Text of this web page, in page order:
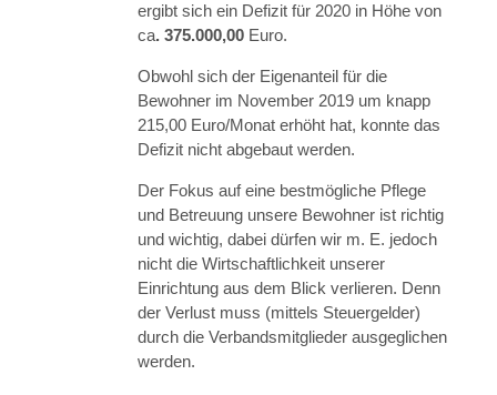
ergibt sich ein Defizit für 2020 in Höhe von
ca. 375.000,00 Euro.
Obwohl sich der Eigenanteil für die
Bewohner im November 2019 um knapp
215,00 Euro/Monat erhöht hat, konnte das
Defizit nicht abgebaut werden.
Der Fokus auf eine bestmögliche Pflege
und Betreuung unsere Bewohner ist richtig
und wichtig, dabei dürfen wir m. E. jedoch
nicht die Wirtschaftlichkeit unserer
Einrichtung aus dem Blick verlieren. Denn
der Verlust muss (mittels Steuergelder)
durch die Verbandsmitglieder ausgeglichen
werden.